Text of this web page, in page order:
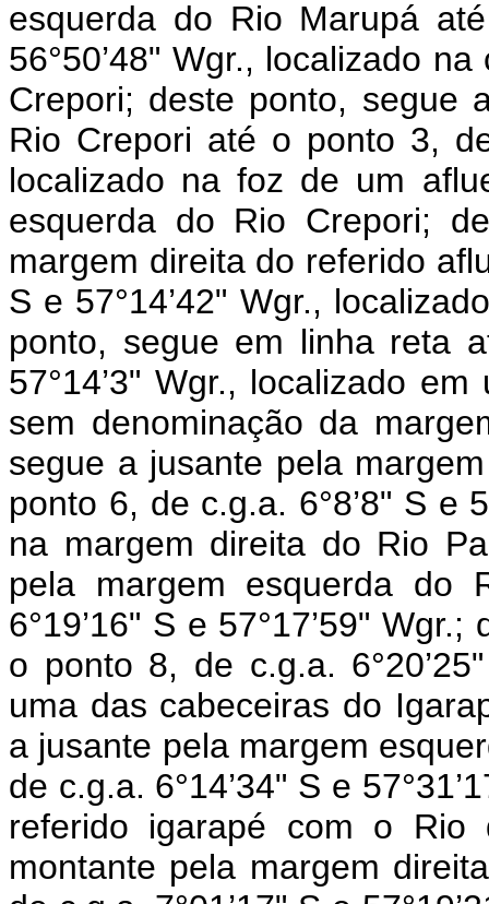
esquerda do Rio Marupá
56°50’48" Wgr., localizado
Crepori; deste ponto, segue
Rio Crepori até o ponto 3,
localizado na foz de um
esquerda do Rio Crepori;
margem direita do referido
S e 57°14’42" Wgr.,
ponto, segue em linha reta
57°14’3" Wgr., localizado
sem denominação da
segue a jusante pela
ponto 6, de c.g.a. 6°8’8" S e
na margem direita do Rio
pela margem esquerda
6°19’16" S e 57°17’59"
o ponto 8, de c.g.a.
uma das cabeceiras do
a jusante pela margem
de c.g.a. 6°14’34" S e
referido igarapé com o Rio
montante pela margem